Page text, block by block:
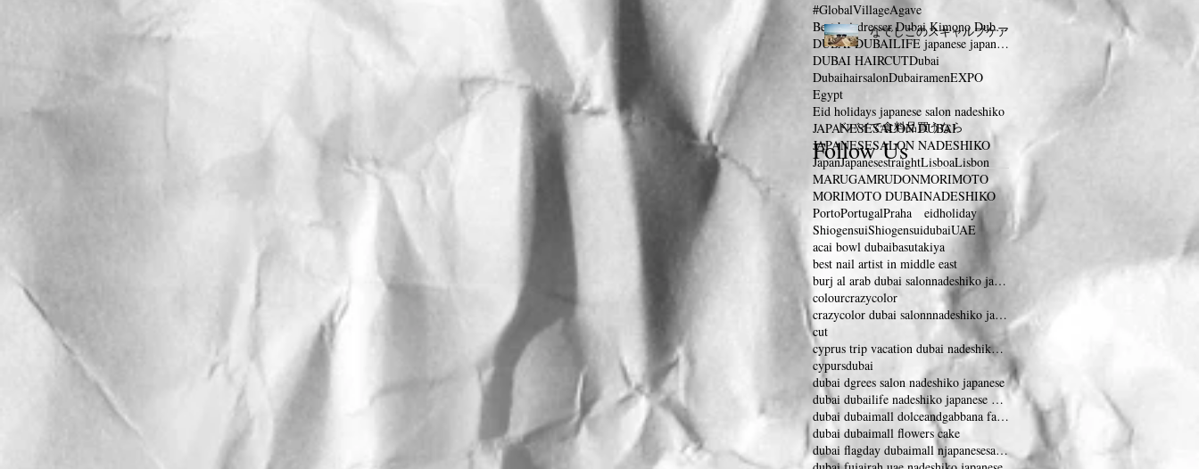
Follow Us
#GlobalVillageAgave
Best hairdresser Dubai Kimono Dubai 着物 ドバイ
DUBAI DUBAILIFE japanese japanesesalon dubaifram
DUBAI HAIRCUTDubai
DubaihairsalonDubairamenEXPO
Egypt
Eid holidays japanese salon nadeshiko
JAPANESESALON DUBAI
JAPANESESALON NADESHIKO
JapanJapanesestraightLisboaLisbon
MARUGAMRUDONMORIMOTO
MORIMOTO DUBAINADESHIKO
PortoPortugalPraha eidholiday
ShiogensuiShiogensuidubaiUAE
acai bowl dubaibasutakiya
best nail artist in middle east
burj al arab dubai salonnadeshiko japanese
colourcrazycolor
crazycolor dubai salonnnadeshiko japanese salon
cut
cyprus trip vacation dubai nadeshiko japanese
cypursdubai
dubai dgrees salon nadeshiko japanese
dubai dubailife nadeshiko japanese dubai eye
dubai dubaimall dolceandgabbana fashionshow
dubai dubaimall flowers cake
dubai flagday dubaimall njapanesesalon nadeshiko
なでしこのスキャルプケア
ドバイで食料品買うなら